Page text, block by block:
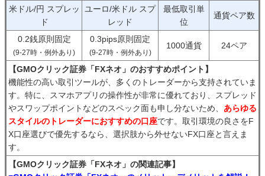
米ドル/円 スプレッ
ド
ユーロ/米ドル スプ
レッド
最低取引単
位
通貨ペア数
0.2銭原則固定
(9-27時・例外あり)
0.3pips原則固定
(9-27時・例外あり)
1000通貨 24ペア
【GMOクリック証券「FXネオ」のおすすめポイント】
機能性の高い取引ツールが、多くのトレーダーから支持されていま
す。特に、スマホアプリの操作性が非常に優れており、スプレッド
やスワップポイントなどのスペック面も申し分ないため、 あらゆる
スタイルのトレーダーにおすすめの口座です。取引環境の良さをF
X口座選びで優先するなら、選択肢から外せないFX口座と言えま
す。
【GMOクリック証券「FXネオ」の関連記事】